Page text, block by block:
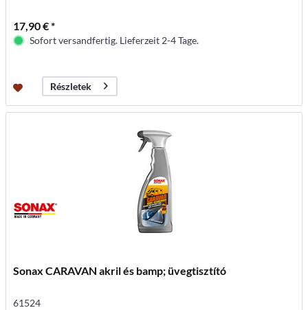
17,90 € *
Sofort versandfertig. Lieferzeit 2-4 Tage.
Részletek
Sonax CARAVAN akril és bamp; üvegtisztító
61524